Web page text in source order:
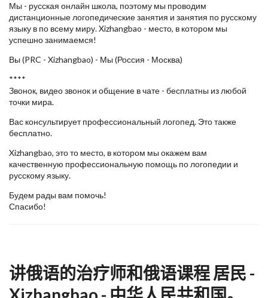
Мы - русская онлайн школа, поэтому мы проводим
дистанционные логопедические занятия и занятия по русскому
языку в по всему миру. Xizhangbao - место, в котором мы
успешно занимаемся!
Вы (PRC - Xizhangbao) - Мы (Россия - Москва)
****
Звонок, видео звонок и общение в чате - бесплатны из любой
точки мира.
Вас консультирует профессиональный логопед. Это также
бесплатно.
Xizhangbao, это то место, в котором мы окажем вам
качественную профессиональную помощь по логопедии и
русскому языку.
Будем рады вам помочь!
Спасибо!
讲俄语的治疗师和俄语课程 居民 -